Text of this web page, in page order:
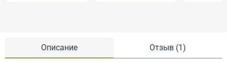
Описание Отзыв (1)